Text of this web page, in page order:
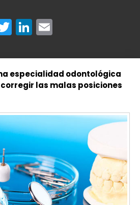
TwitterLinkedIn
especialidad odontológica
las malas posiciones